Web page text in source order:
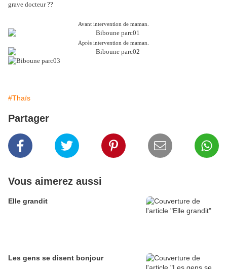
grave docteur ??
Avant intervention de maman.
Après intervention de maman.
#Thaïs
Partager
Vous aimerez aussi
Elle grandit
Les gens se disent bonjour